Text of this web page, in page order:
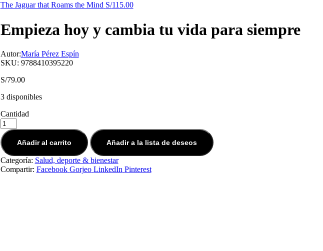
The Jaguar that Roams the Mind S/115.00
Empieza hoy y cambia tu vida para siempre
Autor:María Pérez Espín
SKU: 9788410395220
S/79.00
3 disponibles
Cantidad
Añadir al carrito Añadir a la lista de deseos
Categoría: Salud, deporte & bienestar
Compartir: Facebook Gorjeo LinkedIn Pinterest